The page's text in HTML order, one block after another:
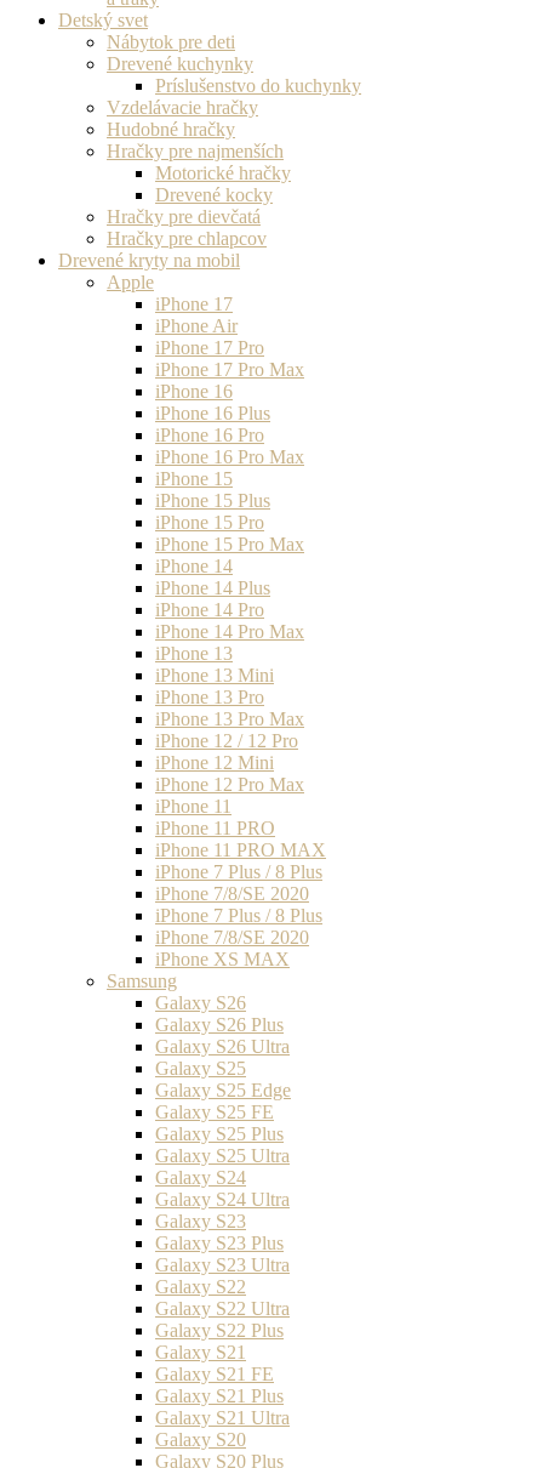
Detský svet
Nábytok pre deti
Drevené kuchynky
Príslušenstvo do kuchynky
Vzdelávacie hračky
Hudobné hračky
Hračky pre najmenších
Motorické hračky
Drevené kocky
Hračky pre dievčatá
Hračky pre chlapcov
Drevené kryty na mobil
Apple
iPhone 17
iPhone Air
iPhone 17 Pro
iPhone 17 Pro Max
iPhone 16
iPhone 16 Plus
iPhone 16 Pro
iPhone 16 Pro Max
iPhone 15
iPhone 15 Plus
iPhone 15 Pro
iPhone 15 Pro Max
iPhone 14
iPhone 14 Plus
iPhone 14 Pro
iPhone 14 Pro Max
iPhone 13
iPhone 13 Mini
iPhone 13 Pro
iPhone 13 Pro Max
iPhone 12 / 12 Pro
iPhone 12 Mini
iPhone 12 Pro Max
iPhone 11
iPhone 11 PRO
iPhone 11 PRO MAX
iPhone 7 Plus / 8 Plus
iPhone 7/8/SE 2020
iPhone 7 Plus / 8 Plus
iPhone 7/8/SE 2020
iPhone XS MAX
Samsung
Galaxy S26
Galaxy S26 Plus
Galaxy S26 Ultra
Galaxy S25
Galaxy S25 Edge
Galaxy S25 FE
Galaxy S25 Plus
Galaxy S25 Ultra
Galaxy S24
Galaxy S24 Ultra
Galaxy S23
Galaxy S23 Plus
Galaxy S23 Ultra
Galaxy S22
Galaxy S22 Ultra
Galaxy S22 Plus
Galaxy S21
Galaxy S21 FE
Galaxy S21 Plus
Galaxy S21 Ultra
Galaxy S20
Galaxy S20 Plus